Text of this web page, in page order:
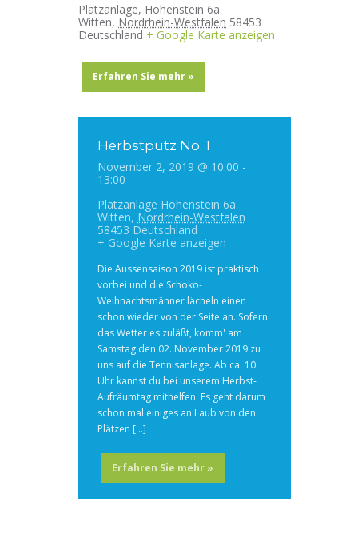
Platzanlage, Hohenstein 6a
Witten, Nordrhein-Westfalen 58453
Deutschland + Google Karte anzeigen
Erfahren Sie mehr »
Herbstputz No. 1
November 2, 2019 @ 10:00 -
13:00
Platzanlage Hohenstein 6a
Witten, Nordrhein-Westfalen
58453 Deutschland
+ Google Karte anzeigen
Die Aussensaison 2019 ist praktisch
vorbei und die Schoko-
Weihnachtsmänner lächeln einen
schon wieder von der Seite an. Sofern
das Wetter es zuläßt, komm' am
Samstag den 02. November 2019 zu
uns auf die Tennisanlage. Ab ca. 10
Uhr kannst du bei unserem Herbst-
Aufräumtag mithelfen. Es geht darum
schon mal einiges an Laub von den
Plätzen […]
Erfahren Sie mehr »